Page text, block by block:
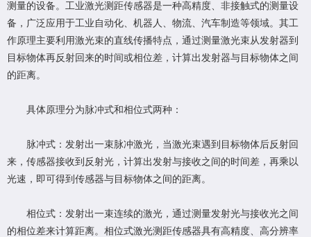
测量的设备。工业激光测距传感器是一种高精度、非接触式的测量设
备，广泛应用于工业自动化、机器人、物流、汽车制造等领域‌‌。其工
作原理主要利用激光束的直线传播特点，通过测量激光束从发射器到
目标物体再反射回来的时间或相位差，计算出发射器与目标物体之间
的距离。
具体原理分为脉冲式和相位式两种：
‌脉冲式‌：发射出一束脉冲激光，当激光束遇到目标物体后反射回
来，传感器接收到反射光，计算出发射与接收之间的时间差，再乘以
光速，即可得到传感器与目标物体之间的距离‌。
‌相位式‌：发射出一束连续的激光，通过测量发射光与接收光之间
的相位差来计算距离。相位式激光测距传感器具有高精度、高分辨率